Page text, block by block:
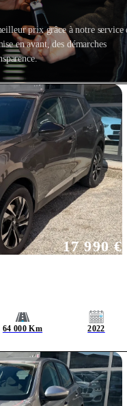
prix grâce à notre service
en avant, des démarches
64 000 Km 2022
17 990 €